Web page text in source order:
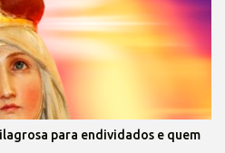
para endividados e quem